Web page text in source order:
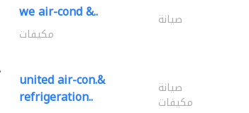
we air-cond &.. صيانة
مكيفات
united air-con.&
refrigeration.. صيانة
مكيفات